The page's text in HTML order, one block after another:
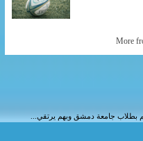
More
بطلاب جامعة دمشق وبهم يرتقي...